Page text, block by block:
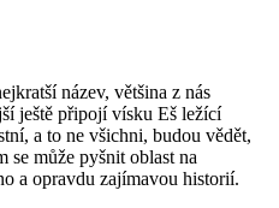
název, většina z nás
ještě připojí vísku Eš ležící
a to ne všichni, budou vědět,
se může pyšnit oblast na
a opravdu zajímavou historií.